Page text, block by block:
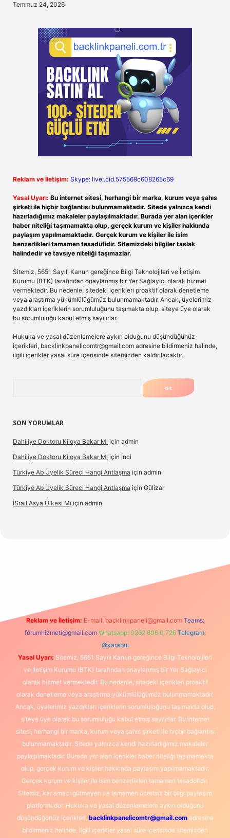
Temmuz 24, 2026
Reklam ve İletişim: Skype: live:.cid.575569c608265c69
Yasal Uyarı: Bu internet sitesi, herhangi bir marka, kurum veya şahıs
şirketi ile hiçbir bağlantısı bulunmamaktadır. Sitede yalnızca kendi
hazırladığımız makaleler paylaşılmaktadır. Burada yer alan içerikler
haber niteliği taşımamakta olup, gerçek kurum ve kişiler hakkında
paylaşım yapılmamaktadır. Gerçek kurum ve kişiler ile isim
benzerlikleri tamamen tesadüfidir. Sitemizdeki bilgiler taslak
halindedir ve tavsiye niteliği taşımazlar.
Sitemiz, 5651 Sayılı Kanun gereğince Bilgi Teknolojileri ve İletişim
Kurumu (BTK) tarafından onaylanmış bir Yer Sağlayıcı olarak hizmet
vermektedir. Bu nedenle, sitedeki içerikleri proaktif olarak denetleme
veya araştırma yükümlülüğümüz bulunmamaktadır. Ancak, üyelerimiz
yazdıkları içeriklerin sorumluluğunu taşımakta olup, siteye üye olarak
bu sorumluluğu kabul etmiş sayılırlar.
Hukuka ve yasal düzenlemelere aykırı olduğunu düşündüğünüz
içerikleri, backlinkpanelicomtr@gmail.com adresine bildirmeniz halinde,
ilgili içerikler yasal süre içerisinde sitemizden kaldırılacaktır.
SON YORUMLAR
Dahiliye Doktoru Kiloya Bakar Mı için admin
Dahiliye Doktoru Kiloya Bakar Mı için İnci
Türkiye Ab Üyelik Süreci Hangi Antlaşma için admin
Türkiye Ab Üyelik Süreci Hangi Antlaşma için Gülizar
İSrail Asya Ülkesi Mi için admin
Reklam ve İletişim: E-mail: backlinkpaneli@gmail.com Teams:
forumhizmeti@gmail.com Whatsapp: 0262 606 0 726 Telegram:
@karabul
Yasal Uyarı: Sitemiz, 5651 Sayılı Kanun gereğince Bilgi Teknolojileri
ve İletişim Kurumu (BTK) tarafından onaylanmış bir Yer Sağlayıcı
olarak hizmet vermektedir. Bu nedenle, sitedeki içerikleri proaktif
olarak denetleme veya araştırma yükümlülüğümüz bulunmamaktadır.
Ancak, üyelerimiz yazdıkları içeriklerin sorumluluğunu taşımakta olup,
siteye üye olarak bu sorumluluğu kabul etmiş sayılırlar. Bu internet
sitesi, herhangi bir marka, kurum veya şahıs şirketi ile hiçbir bağlantısı
bulunmamaktadır. Sitede yalnızca kendi hazırladığımız makaleler
paylaşılmaktadır. Burada yer alan içerikler haber niteliği taşımamakta
olup, gerçek kurum ve kişiler hakkında paylaşım yapılmamaktadır.
Gerçek kurum ve kişiler ile isim benzerlikleri tamamen tesadüfidir.
Sitemiz, kar amacı gütmeyen ve tamamen ücretsiz bir bilgi paylaşım
platformudur. Hukuka ve yasal düzenlemelere aykırı olduğunu
düşündüğünüz içerikleri, backlinkpanelicomtr@gmail.comadresine
bildirmeniz halinde, ilgili içerikler yasal süre içerisinde sitemizden